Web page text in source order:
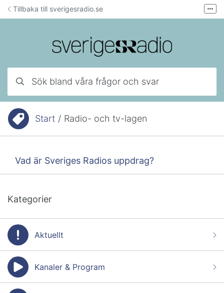
Hoppa till innehåll
Tillbaka till sverigesradio.se
Mejla lyssnarservice
Fler
Du är här:Start / Radio- och tv-lagen
Vad är Sveriges Radios uppdrag?
Kategorier
Aktuellt
Kanaler & Program